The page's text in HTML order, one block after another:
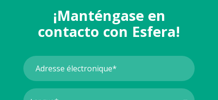
¡Manténgase en
contacto con Esfera!